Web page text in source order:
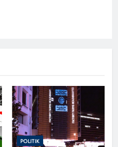
POLITIK